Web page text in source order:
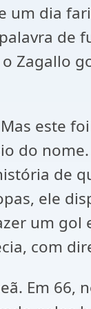
um dia
de
Zagallo
este
do
de
ele
um gol
com
Em 66,